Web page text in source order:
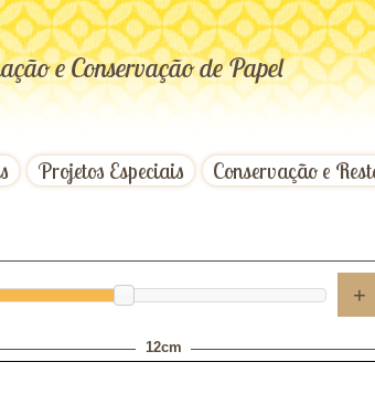
e Conservação de Papel
Projetos Especiais Conservação e
+
12cm